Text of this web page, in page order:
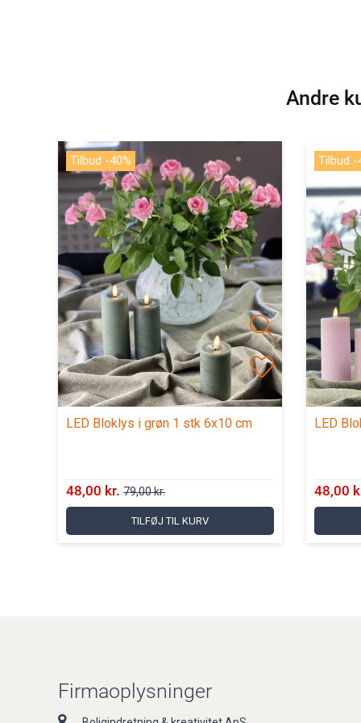
Andre
Tilbud -40%
LED Bloklys i grøn 1 stk 6x10 cm
48,00 kr. 79,00 kr.
TILFØJ TIL KURV
Tilbud -
LED
48,00
Firmaoplysninger